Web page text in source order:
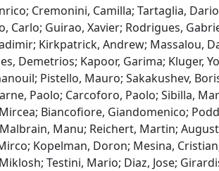
Cremonini, Camilla; Tartaglia,
Carlo; Guirao, Xavier; Rodrigues,
Kirkpatrick, Andrew; Massalou,
Demetrios; Kapoor, Garima; Kluger,
Pistello, Mauro; Sakakushev,
Paolo; Carcoforo, Paolo; Sibilla,
Biancofiore, Giandomenico;
Manu; Reichert, Martin;
Kopelman, Doron; Mesina,
Testini, Mario; Diaz, Jose;